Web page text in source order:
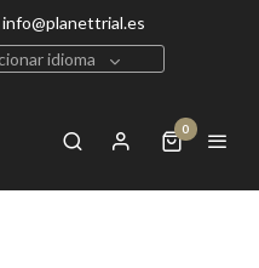
info@planettrial.es
idioma
0